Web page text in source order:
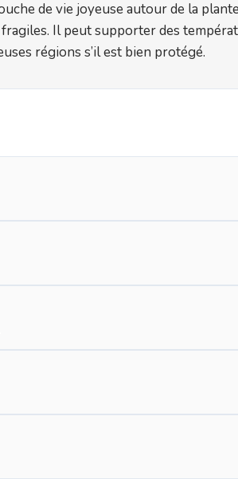
de vie joyeuse autour de la
fragiles. Il peut supporter des
régions s’il est bien protégé.